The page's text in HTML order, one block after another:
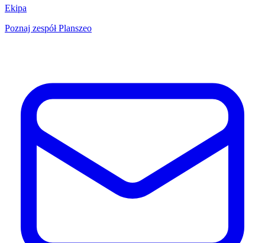
Ekipa
Poznaj zespół Planszeo